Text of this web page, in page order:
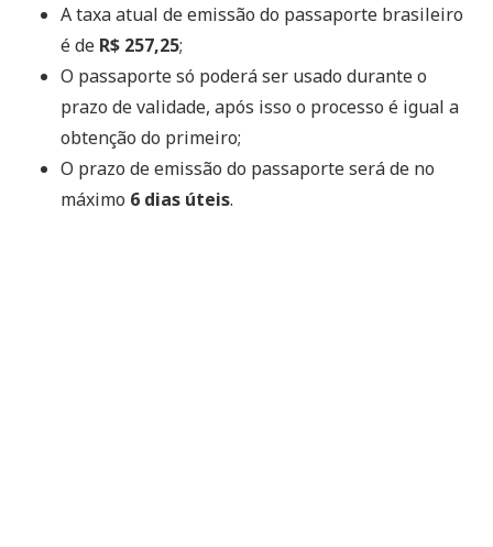
A taxa atual de emissão do passaporte brasileiro
é de R$ 257,25;
O passaporte só poderá ser usado durante o
prazo de validade, após isso o processo é igual a
obtenção do primeiro;
O prazo de emissão do passaporte será de no
máximo 6 dias úteis.